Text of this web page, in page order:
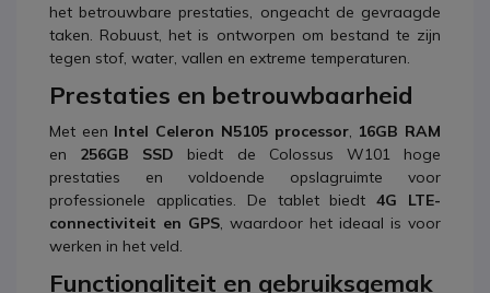
het betrouwbare prestaties, ongeacht de gevraagde
taken. Robuust, het is ontworpen om bestand te zijn
tegen stof, water, vallen en extreme temperaturen.
Prestaties en betrouwbaarheid
Met een Intel Celeron N5105 processor, 16GB RAM
en 256GB SSD biedt de Colossus W101 hoge
prestaties en voldoende opslagruimte voor
professionele applicaties. De tablet biedt4G LTE-
connectiviteit en GPS, waardoor het ideaal is voor
werken in het veld.
Functionaliteit en gebruiksgemak